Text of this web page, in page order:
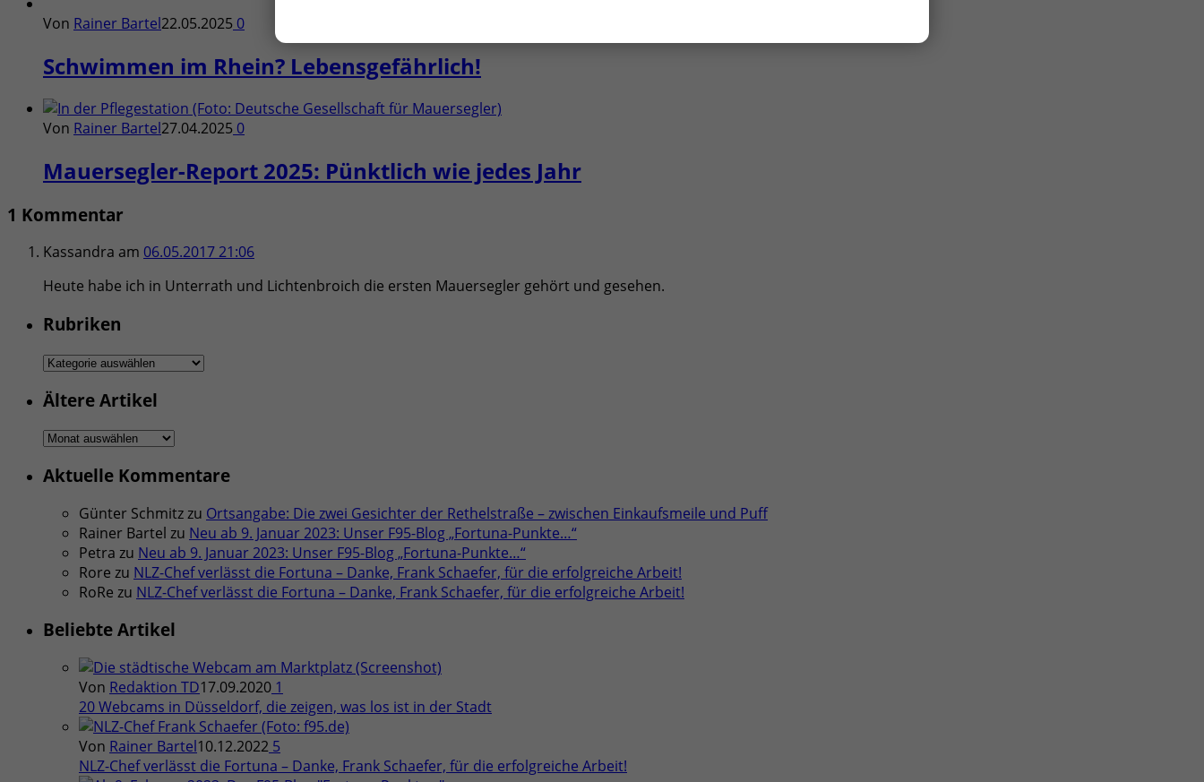
Von Rainer Bartel22.05.2025 0
Schwimmen im Rhein? Lebensgefährlich!
Von Rainer Bartel27.04.2025 0
Mauersegler-Report 2025: Pünktlich wie jedes Jahr
1 Kommentar
Kassandra am 06.05.2017 21:06
Heute habe ich in Unterrath und Lichtenbroich die ersten Mauersegler gehört und gesehen.
Rubriken
Rubriken
Ältere Artikel
Ältere
Aktuelle Kommentare
Günter Schmitzzu Ortsangabe: Die zwei Gesichter der Rethelstraße – zwischen Einkaufsmeile und Puff
Rainer Bartel zu Neu ab 9. Januar 2023: Unser F95-Blog „Fortuna-Punkte…“
Petra zu Neu ab 9. Januar 2023: Unser F95-Blog „Fortuna-Punkte…“
Rore zu NLZ-Chef verlässt die Fortuna – Danke, Frank Schaefer, für die erfolgreiche Arbeit!
RoRe zu NLZ-Chef verlässt die Fortuna – Danke, Frank Schaefer, für die erfolgreiche Arbeit!
Beliebte Artikel
Von Redaktion TD17.09.2020 1
20 Webcams in Düsseldorf, die zeigen, was los ist in der Stadt
Von Rainer Bartel10.12.2022 5
NLZ-Chef verlässt die Fortuna – Danke, Frank Schaefer, für die erfolgreiche Arbeit!